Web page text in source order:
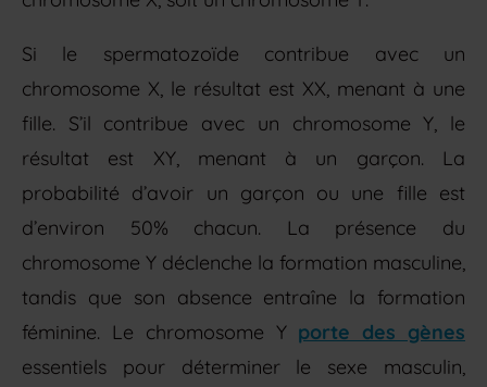
Si le spermatozoïde contribue avec un
chromosome X, le résultat est XX, menant à une
fille. S’il contribue avec un chromosome Y, le
résultat est XY, menant à un garçon. La
probabilité d’avoir un garçon ou une fille est
d’environ 50% chacun. La présence du
chromosome Y déclenche la formation masculine,
tandis que son absence entraîne la formation
féminine. Le chromosome Y porte des gènes
essentiels pour déterminer le sexe masculin,